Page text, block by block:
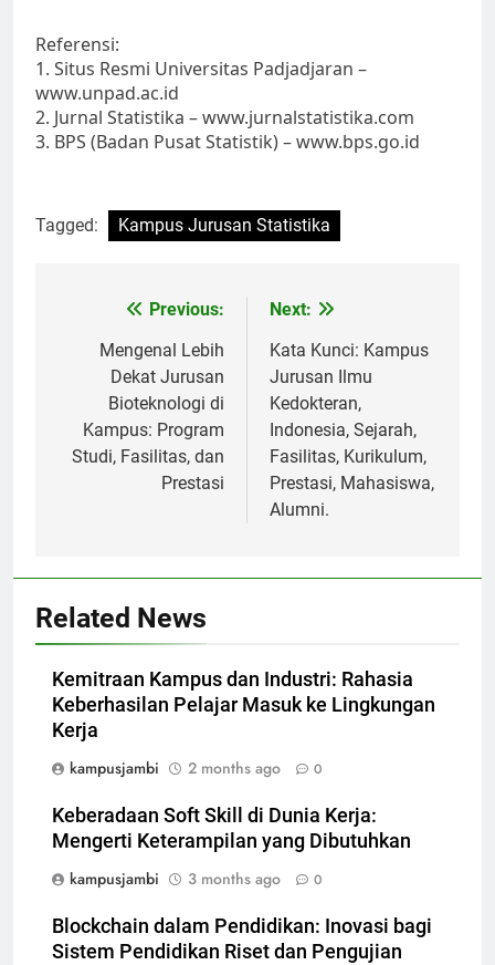
Referensi:
1. Situs Resmi Universitas Padjadjaran –
www.unpad.ac.id
2. Jurnal Statistika – www.jurnalstatistika.com
3. BPS (Badan Pusat Statistik) – www.bps.go.id
Tagged: Kampus Jurusan Statistika
navigation
Previous:
Mengenal Lebih
Dekat Jurusan
Bioteknologi di
Kampus: Program
Studi, Fasilitas, dan
Prestasi
Next:
Kata Kunci: Kampus
Jurusan Ilmu
Kedokteran,
Indonesia, Sejarah,
Fasilitas, Kurikulum,
Prestasi, Mahasiswa,
Alumni.
Related News
Kemitraan Kampus dan Industri: Rahasia
Keberhasilan Pelajar Masuk ke Lingkungan
Kerja
kampusjambi
2 months ago 0
Keberadaan Soft Skill di Dunia Kerja:
Mengerti Keterampilan yang Dibutuhkan
kampusjambi
3 months ago 0
Blockchain dalam Pendidikan: Inovasi bagi
Sistem Pendidikan Riset dan Pengujian